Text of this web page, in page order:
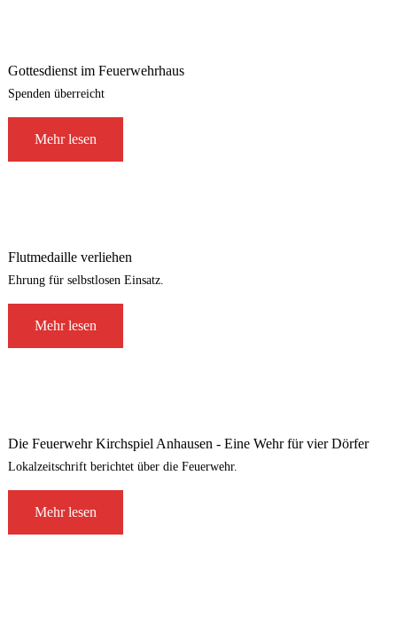
Gottesdienst im Feuerwehrhaus
Spenden überreicht
Mehr lesen
Flutmedaille verliehen
Ehrung für selbstlosen Einsatz.
Mehr lesen
Die Feuerwehr Kirchspiel Anhausen - Eine Wehr für vier Dörfer
Lokalzeitschrift berichtet über die Feuerwehr.
Mehr lesen